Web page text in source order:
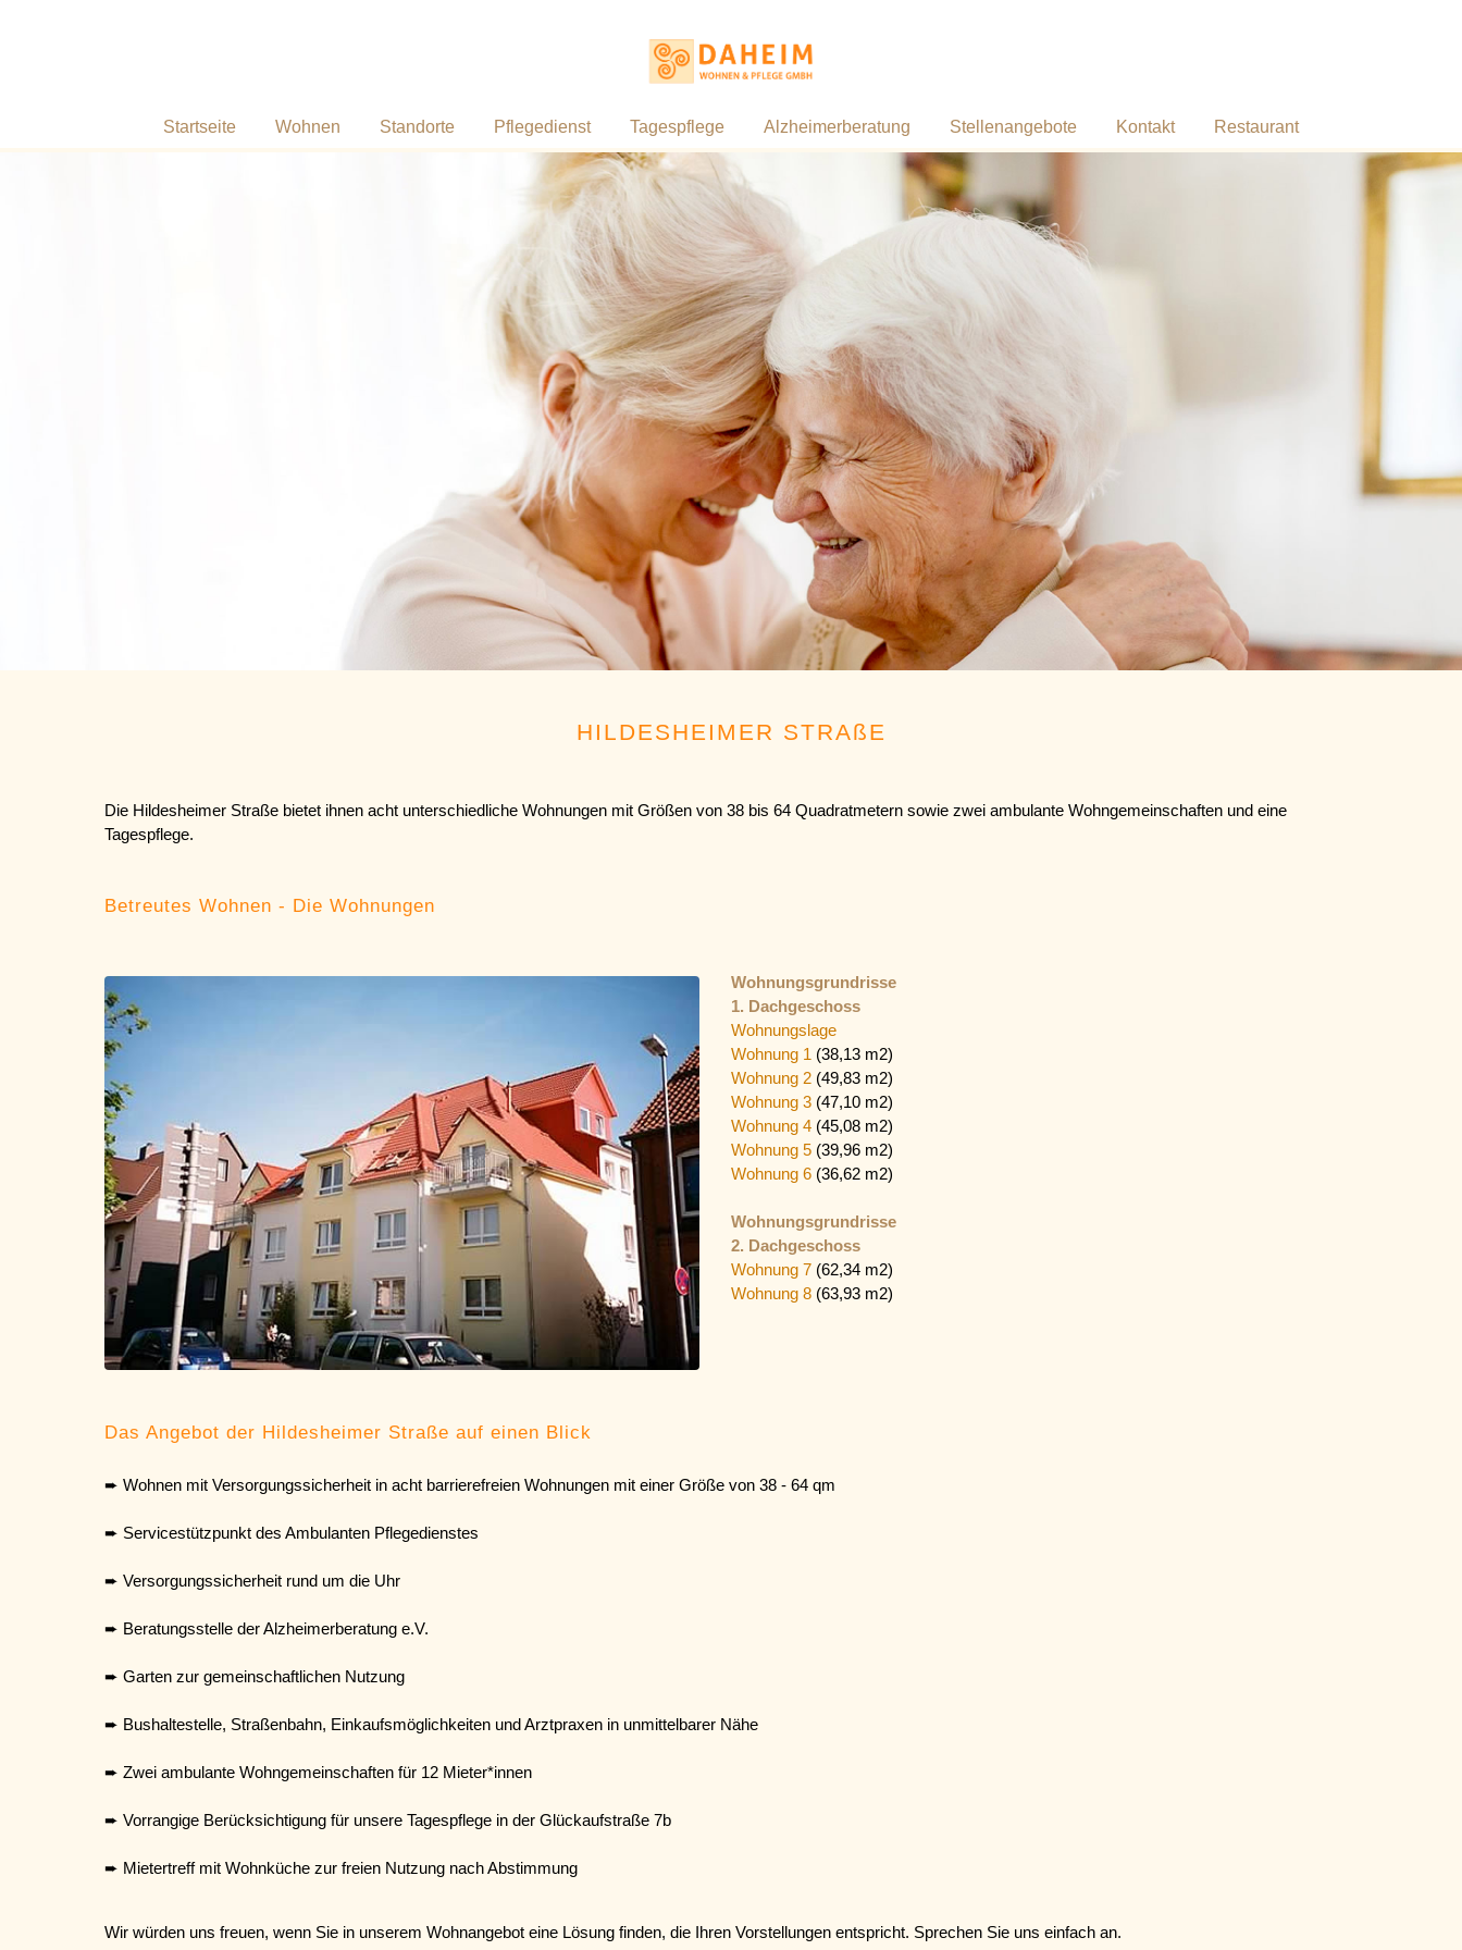
Startseite Wohnen Standorte Pflegedienst Tagespflege Alzheimerberatung Stellenangebote Kontakt Restaurant
HILDESHEIMER STRAßE
Die Hildesheimer Straße bietet ihnen acht unterschiedliche Wohnungen mit Größen von 38 bis 64 Quadratmetern sowie zwei ambulante Wohngemeinschaften und eine
Tagespflege.
Betreutes Wohnen - Die Wohnungen
Wohnungsgrundrisse
1. Dachgeschoss
Wohnungslage
Wohnung 1 (38,13 m2)
Wohnung 2(49,83 m2)
Wohnung 3(47,10 m2)
Wohnung 4(45,08 m2)
Wohnung 5(39,96 m2)
Wohnung 6(36,62 m2)
Wohnungsgrundrisse
2. Dachgeschoss
Wohnung 7(62,34 m2)
Wohnung 8(63,93 m2)
Das Angebot der Hildesheimer Straße auf einen Blick
➨ Wohnen mit Versorgungssicherheit in acht barrierefreien Wohnungen mit einer Größe von 38 - 64 qm
➨ Servicestützpunkt des Ambulanten Pflegedienstes
➨ Versorgungssicherheit rund um die Uhr
➨ Beratungsstelle der Alzheimerberatung e.V.
➨ Garten zur gemeinschaftlichen Nutzung
➨ Bushaltestelle, Straßenbahn, Einkaufsmöglichkeiten und Arztpraxen in unmittelbarer Nähe
➨ Zwei ambulante Wohngemeinschaften für 12 Mieter*innen
➨ Vorrangige Berücksichtigung für unsere Tagespflege in der Glückaufstraße 7b
➨ Mietertreff mit Wohnküche zur freien Nutzung nach Abstimmung
Wir würden uns freuen, wenn Sie in unserem Wohnangebot eine Lösung finden, die Ihren Vorstellungen entspricht. Sprechen Sie uns einfach an.